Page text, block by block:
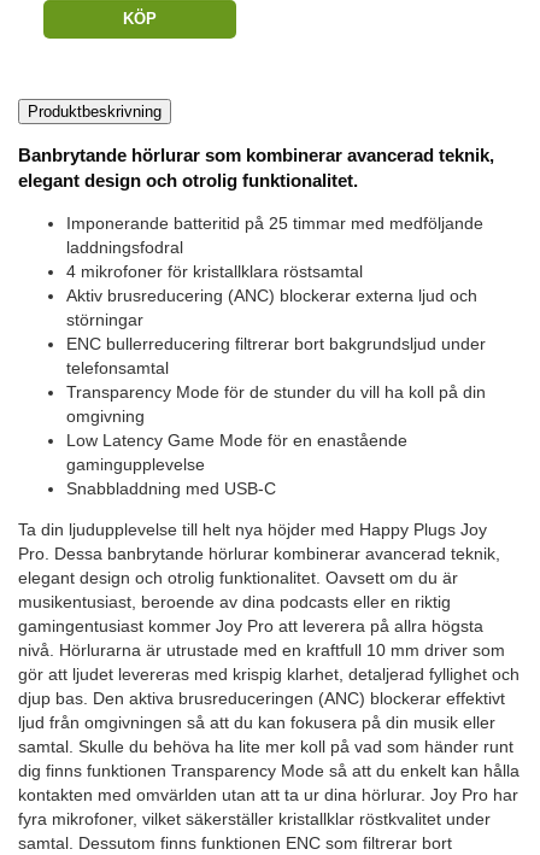
KÖP
Produktbeskrivning
Banbrytande hörlurar som kombinerar avancerad teknik,
elegant design och otrolig funktionalitet.
Imponerande batteritid på 25 timmar med medföljande
laddningsfodral
4 mikrofoner för kristallklara röstsamtal
Aktiv brusreducering (ANC) blockerar externa ljud och
störningar
ENC bullerreducering filtrerar bort bakgrundsljud under
telefonsamtal
Transparency Mode för de stunder du vill ha koll på din
omgivning
Low Latency Game Mode för en enastående
gamingupplevelse
Snabbladdning med USB-C
Ta din ljudupplevelse till helt nya höjder med Happy Plugs Joy
Pro. Dessa banbrytande hörlurar kombinerar avancerad teknik,
elegant design och otrolig funktionalitet. Oavsett om du är
musikentusiast, beroende av dina podcasts eller en riktig
gamingentusiast kommer Joy Pro att leverera på allra högsta
nivå. Hörlurarna är utrustade med en kraftfull 10 mm driver som
gör att ljudet levereras med krispig klarhet, detaljerad fyllighet och
djup bas. Den aktiva brusreduceringen (ANC) blockerar effektivt
ljud från omgivningen så att du kan fokusera på din musik eller
samtal. Skulle du behöva ha lite mer koll på vad som händer runt
dig finns funktionen Transparency Mode så att du enkelt kan hålla
kontakten med omvärlden utan att ta ur dina hörlurar. Joy Pro har
fyra mikrofoner, vilket säkerställer kristallklar röstkvalitet under
samtal. Dessutom finns funktionen ENC som filtrerar bort